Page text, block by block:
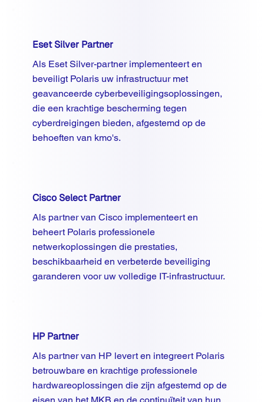
Eset Silver Partner
Als Eset Silver-partner implementeert en
beveiligt Polaris uw infrastructuur met
geavanceerde cyberbeveiligingsoplossingen,
die een krachtige bescherming tegen
cyberdreigingen bieden, afgestemd op de
behoeften van kmo's.
Cisco Select Partner
Als partner van Cisco implementeert en
beheert Polaris professionele
netwerkoplossingen die prestaties,
beschikbaarheid en verbeterde beveiliging
garanderen voor uw volledige IT-infrastructuur.
HP Partner
Als partner van HP levert en integreert Polaris
betrouwbare en krachtige professionele
hardwareoplossingen die zijn afgestemd op de